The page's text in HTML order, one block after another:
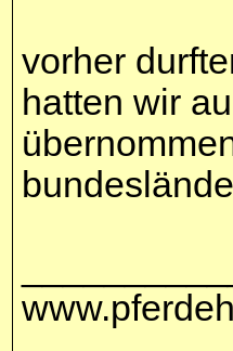
vorher
hatten wir